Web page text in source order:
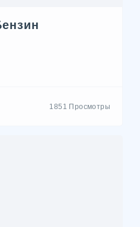
1851 Просмотры